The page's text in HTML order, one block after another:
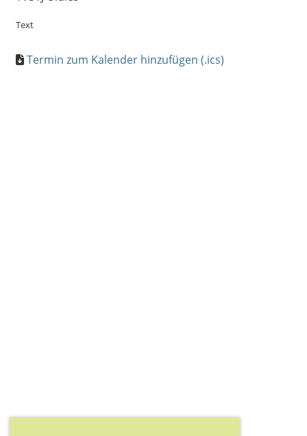
Text
Termin zum Kalender hinzufügen (.ics)